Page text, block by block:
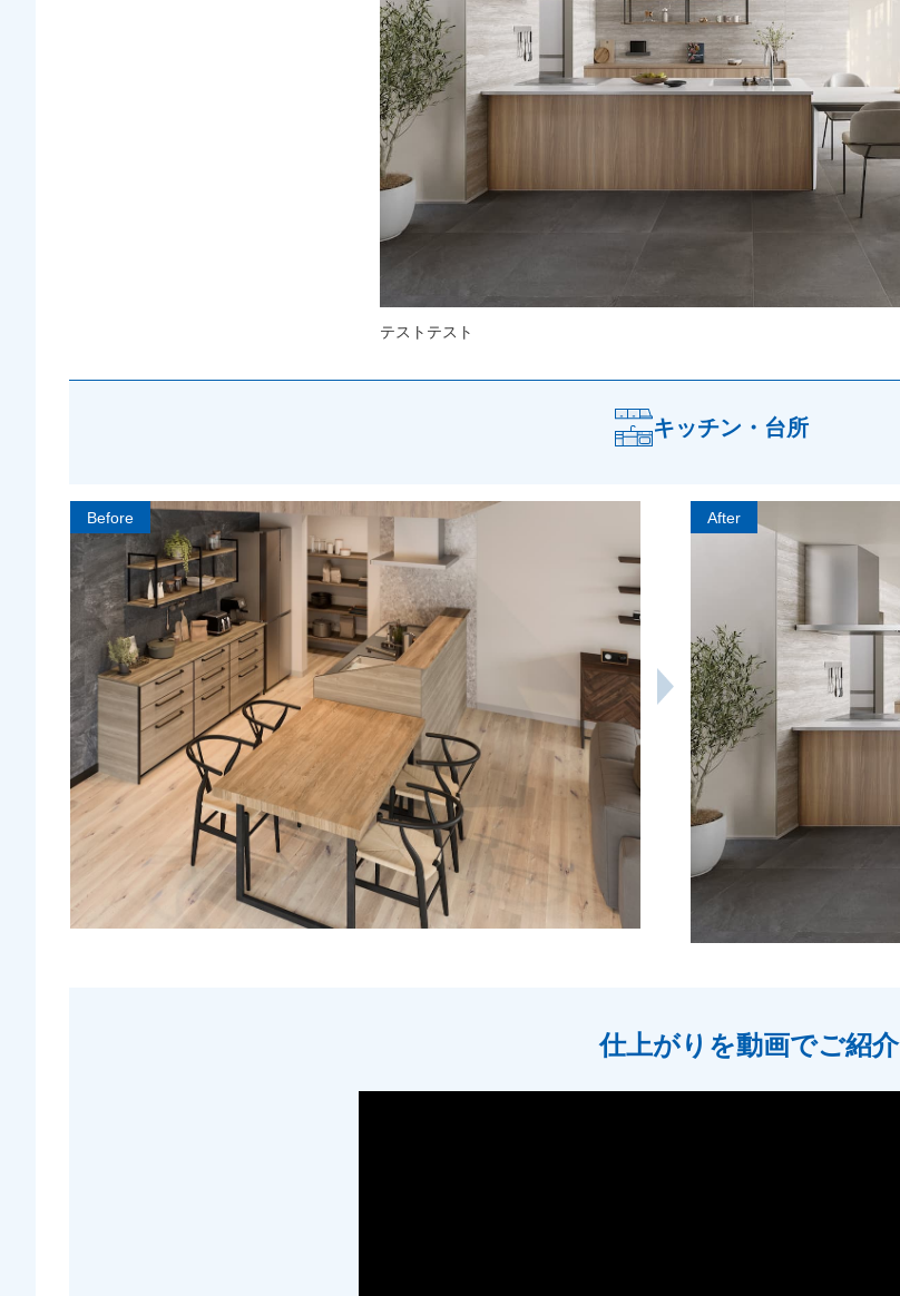
テストテスト
キッチン・台所
Before After
仕上がりを動画でご紹介